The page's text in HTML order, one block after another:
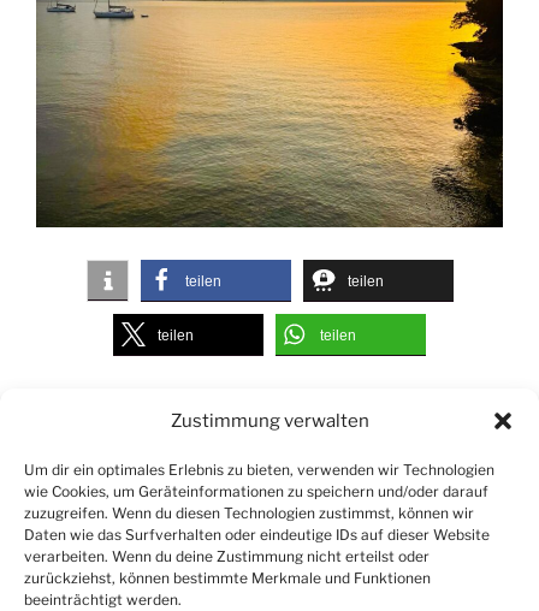
Zustimmung verwalten
Um dir ein optimales Erlebnis zu bieten, verwenden wir Technologien
wie Cookies, um Geräteinformationen zu speichern und/oder darauf
zuzugreifen. Wenn du diesen Technologien zustimmst, können wir
Daten wie das Surfverhalten oder eindeutige IDs auf dieser Website
verarbeiten. Wenn du deine Zustimmung nicht erteilst oder
zurückziehst, können bestimmte Merkmale und Funktionen
beeinträchtigt werden.
teilen teilen
teilen teilen
nach: